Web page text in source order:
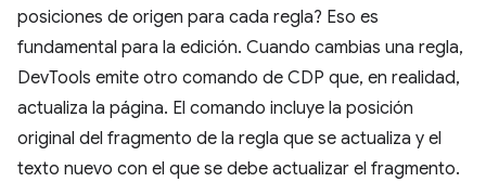
posiciones de origen para cada regla? Eso es
fundamental para la edición. Cuando cambias una regla,
DevTools emite otro comando de CDP que, en realidad,
actualiza la página. El comando incluye la posición
original del fragmento de la regla que se actualiza y el
texto nuevo con el que se debe actualizar el fragmento.